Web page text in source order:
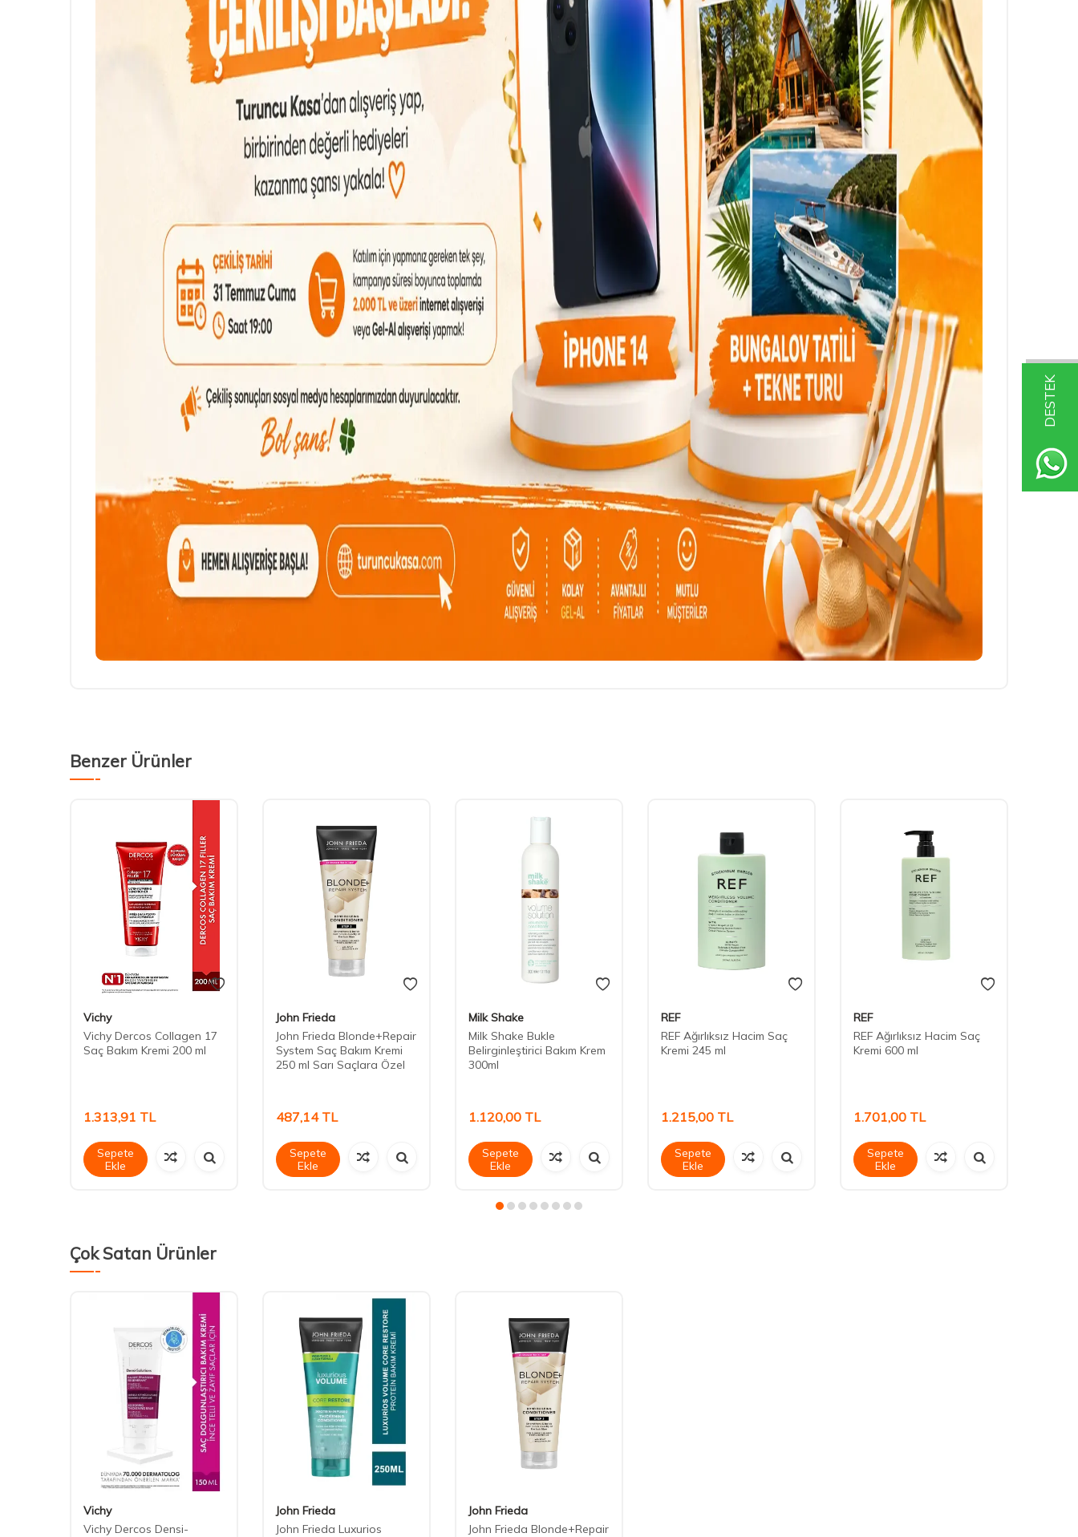
DESTEK
Benzer Ürünler
Vichy
Vichy Dercos Collagen 17
Saç Bakım Kremi 200 ml
1.313,91 TL
Sepete
Ekle
John Frieda
John Frieda Blonde+Repair
System Saç Bakım Kremi
250 ml Sarı Saçlara Özel
487,14TL
Sepete
Ekle
Milk Shake
Milk Shake Bukle
Belirginleştirici Bakım Krem
300ml
1.120,00 TL
Sepete
Ekle
REF
REF Ağırlıksız Hacim Saç
Kremi 245 ml
1.215,00 TL
Sepete
Ekle
REF
REF Ağırlıksız Hacim Saç
Kremi 600 ml
1.701,00 TL
Sepete
Ekle
Çok Satan Ürünler
Vichy
Vichy Dercos Densi-
John Frieda
John Frieda Luxurios
John Frieda
John Frieda Blonde+Repair